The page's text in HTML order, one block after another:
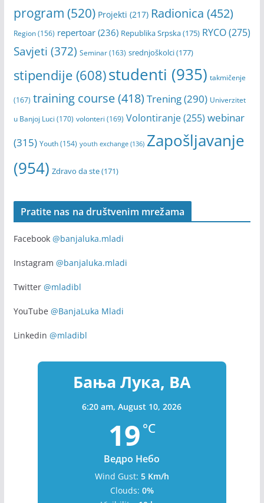
program (520) Projekti (217) Radionica (452)
Region(156) repertoar(236) Republika Srpska(175) RYCO(275)
Savjeti (372) Seminar(163) srednjoškolci(177)
stipendije(608)studenti (935) takmičenje
(167) training course(418) Trening(290) Univerzitet
u Banjoj Luci (170) volonteri (169) Volontiranje(255) webinar
(315) Youth(154) youth exchange(136) Zapošljavanje
(954) Zdravo da ste(171)
Pratite nas na društvenim mrežama
Facebook @banjaluka.mladi
Instagram @banjaluka.mladi
Twitter @mladibl
YouTube @BanjaLuka Mladi
Linkedin @mladibl
Бања Лука, BA
6:20 am,August 10, 2026
19 °C
Ведро Небо
Wind Gust: 5 Km/h
Clouds: 0%